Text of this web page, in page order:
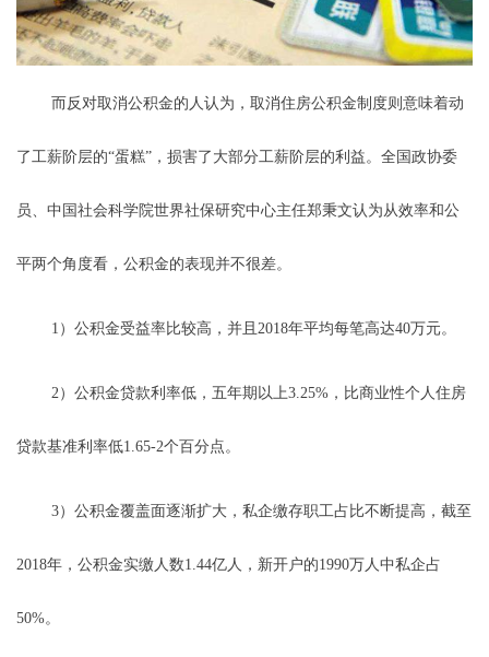
而反对取消公积金的人认为，取消住房公积金制度则意味着动
了工薪阶层的“蛋糕”，损害了大部分工薪阶层的利益。全国政协委
员、中国社会科学院世界社保研究中心主任郑秉文认为从效率和公
平两个角度看，公积金的表现并不很差。
1）公积金受益率比较高，并且2018年平均每笔高达40万元。
2）公积金贷款利率低，五年期以上3.25%，比商业性个人住房
贷款基准利率低1.65-2个百分点。
3）公积金覆盖面逐渐扩大，私企缴存职工占比不断提高，截至
2018年，公积金实缴人数1.44亿人，新开户的1990万人中私企占
50%。